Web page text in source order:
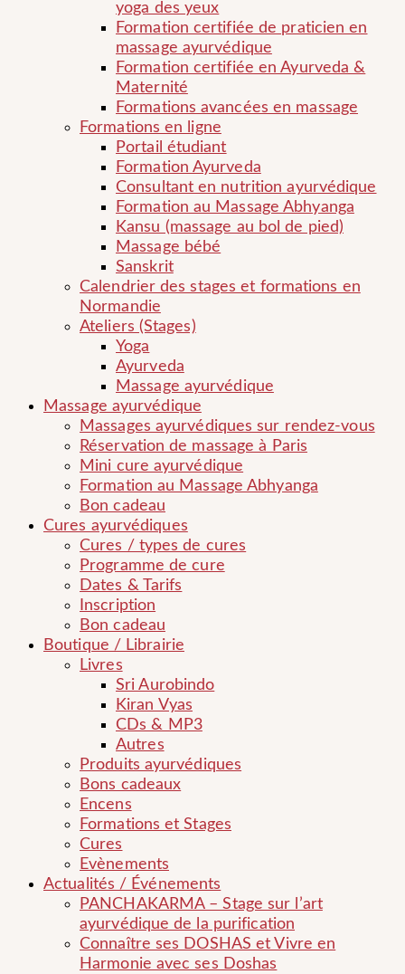
yoga des yeux
Formation certifiée de praticien en
massage ayurvédique
Formation certifiée en Ayurveda &
Maternité
Formations avancées en massage
Formations en ligne
Portail étudiant
Formation Ayurveda
Consultant en nutrition ayurvédique
Formation au Massage Abhyanga
Kansu (massage au bol de pied)
Massage bébé
Sanskrit
Calendrier des stages et formations en
Normandie
Ateliers (Stages)
Yoga
Ayurveda
Massage ayurvédique
Massage ayurvédique
Massages ayurvédiques sur rendez-vous
Réservation de massage à Paris
Mini cure ayurvédique
Formation au Massage Abhyanga
Bon cadeau
Cures ayurvédiques
Cures / types de cures
Programme de cure
Dates & Tarifs
Inscription
Bon cadeau
Boutique / Librairie
Livres
Sri Aurobindo
Kiran Vyas
CDs & MP3
Autres
Produits ayurvédiques
Bons cadeaux
Encens
Formations et Stages
Cures
Evènements
Actualités / Événements
PANCHAKARMA – Stage sur l’art
ayurvédique de la purification
Connaître ses DOSHAS et Vivre en
Harmonie avec ses Doshas